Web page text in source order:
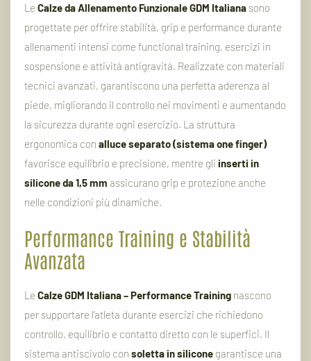
Le Calzeda Allenamento FunzionaleGDM Italiana sono
progettate per offrire stabilità, grip e performance durante
allenamenti intensi come functional training, esercizi in
sospensione e attività antigravità. Realizzate con materiali
tecnici avanzati, garantiscono una perfetta aderenza al
piede, migliorando il controllo nei movimenti e aumentando
la sicurezza durante ogni esercizio. La struttura
ergonomica con alluceseparato (sistemaonefinger)
favorisce equilibrio e precisione, mentre gli inserti in
siliconeda1,5mm assicurano grip e protezione anche
nelle condizioni più dinamiche.
Performance Training e Stabilità
Avanzata
Le CalzeGDM Italiana –PerformanceTraining nascono
per supportare l’atleta durante esercizi che richiedono
controllo, equilibrio e contatto diretto con le superfici. Il
sistema antiscivolo con solettainsilicone garantisce una